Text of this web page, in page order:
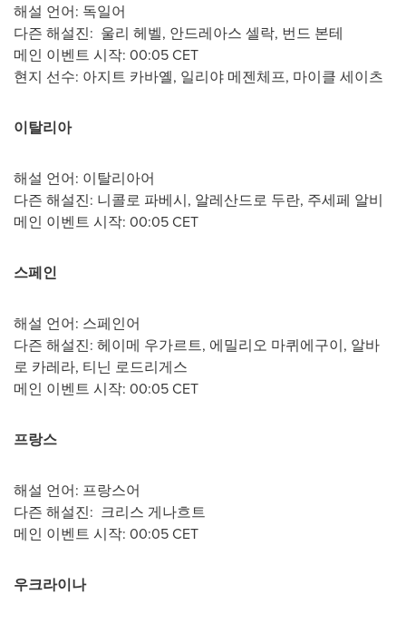
해설 언어: 독일어
다즌 해설진: 울리 헤벨, 안드레아스 셀락, 번드 본테
메인 이벤트 시작: 00:05 CET
현지 선수: 아지트 카바옐, 일리야 메젠체프, 마이클 세이츠
이탈리아
해설 언어: 이탈리아어
다즌 해설진: 니콜로 파베시, 알레산드로 두란, 주세페 알비
메인 이벤트 시작: 00:05 CET
스페인
해설 언어: 스페인어
다즌 해설진: 헤이메 우가르트, 에밀리오 마퀴에구이, 알바
로 카레라, 티닌 로드리게스
메인 이벤트 시작: 00:05 CET
프랑스
해설 언어: 프랑스어
다즌 해설진: 크리스 게나흐트
메인 이벤트 시작: 00:05 CET
우크라이나